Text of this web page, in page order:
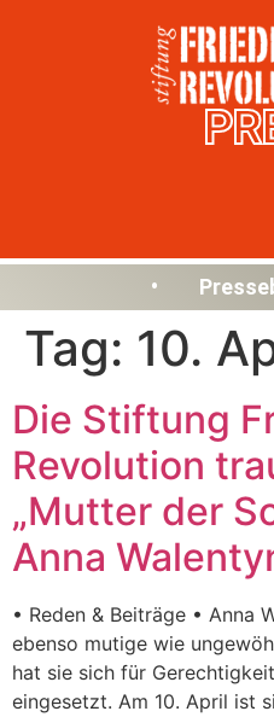
•
Tag: 10.
Die Stiftung
Revolution
„Mutter der
Anna
• Reden & Beiträge • Anna
ebenso mutige wie
hat sie sich für
eingesetzt. Am 10. April ist